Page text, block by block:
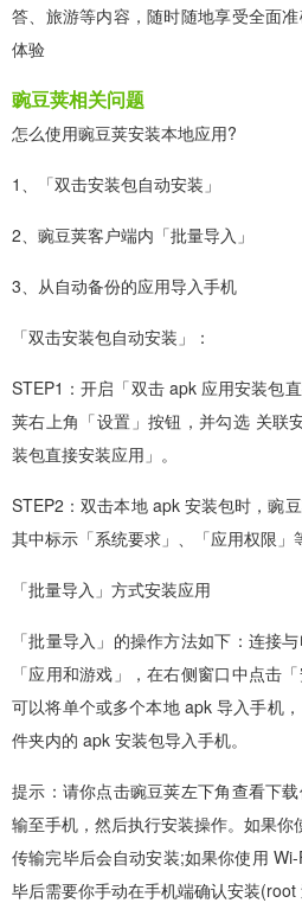
答、旅游等内容，随时随地享受全面
体验
豌豆荚相关问题
怎么使用豌豆荚安装本地应用?
1、「双击安装包自动安装」
2、豌豆荚客户端内「批量导入」
3、从自动备份的应用导入手机
「双击安装包自动安装」：
STEP1：开启「双击 apk 应用安装包
荚右上角「设置」按钮，并勾选 关联
装包直接安装应用」。
STEP2：双击本地 apk 安装包时，豌
其中标示「系统要求」、「应用权限」
「批量导入」方式安装应用
「批量导入」的操作方法如下：连接
「应用和游戏」，在右侧窗口中点击
可以将单个或多个本地 apk 导入手机
件夹内的 apk 安装包导入手机。
提示：请你点击豌豆荚左下角查看下
输至手机，然后执行安装操作。如果
传输完毕后会自动安装;如果你使用
毕后需要你手动在手机端确认安装(root